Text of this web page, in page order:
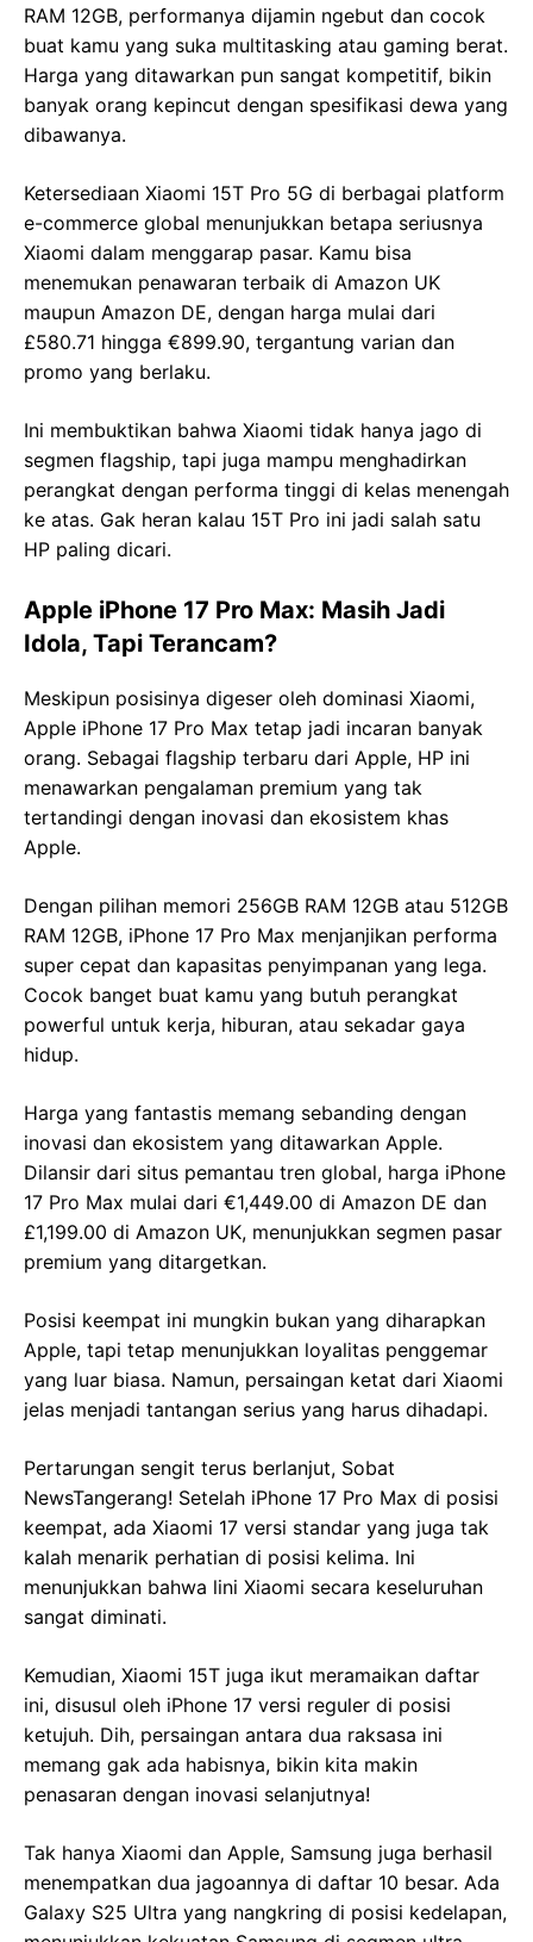
RAM 12GB, performanya dijamin ngebut dan cocok
buat kamu yang suka multitasking atau gaming berat.
Harga yang ditawarkan pun sangat kompetitif, bikin
banyak orang kepincut dengan spesifikasi dewa yang
dibawanya.
Ketersediaan Xiaomi 15T Pro 5G di berbagai platform
e-commerce global menunjukkan betapa seriusnya
Xiaomi dalam menggarap pasar. Kamu bisa
menemukan penawaran terbaik di Amazon UK
maupun Amazon DE, dengan harga mulai dari
£580.71 hingga €899.90, tergantung varian dan
promo yang berlaku.
Ini membuktikan bahwa Xiaomi tidak hanya jago di
segmen flagship, tapi juga mampu menghadirkan
perangkat dengan performa tinggi di kelas menengah
ke atas. Gak heran kalau 15T Pro ini jadi salah satu
HP paling dicari.
Apple iPhone 17 Pro Max: Masih Jadi
Idola, Tapi Terancam?
Meskipun posisinya digeser oleh dominasi Xiaomi,
Apple iPhone 17 Pro Max tetap jadi incaran banyak
orang. Sebagai flagship terbaru dari Apple, HP ini
menawarkan pengalaman premium yang tak
tertandingi dengan inovasi dan ekosistem khas
Apple.
Dengan pilihan memori 256GB RAM 12GB atau 512GB
RAM 12GB, iPhone 17 Pro Max menjanjikan performa
super cepat dan kapasitas penyimpanan yang lega.
Cocok banget buat kamu yang butuh perangkat
powerful untuk kerja, hiburan, atau sekadar gaya
hidup.
Harga yang fantastis memang sebanding dengan
inovasi dan ekosistem yang ditawarkan Apple.
Dilansir dari situs pemantau tren global, harga iPhone
17 Pro Max mulai dari €1,449.00 di Amazon DE dan
£1,199.00 di Amazon UK, menunjukkan segmen pasar
premium yang ditargetkan.
Posisi keempat ini mungkin bukan yang diharapkan
Apple, tapi tetap menunjukkan loyalitas penggemar
yang luar biasa. Namun, persaingan ketat dari Xiaomi
jelas menjadi tantangan serius yang harus dihadapi.
Pertarungan sengit terus berlanjut, Sobat
NewsTangerang! Setelah iPhone 17 Pro Max di posisi
keempat, ada Xiaomi 17 versi standar yang juga tak
kalah menarik perhatian di posisi kelima. Ini
menunjukkan bahwa lini Xiaomi secara keseluruhan
sangat diminati.
Kemudian, Xiaomi 15T juga ikut meramaikan daftar
ini, disusul oleh iPhone 17 versi reguler di posisi
ketujuh. Dih, persaingan antara dua raksasa ini
memang gak ada habisnya, bikin kita makin
penasaran dengan inovasi selanjutnya!
Tak hanya Xiaomi dan Apple, Samsung juga berhasil
menempatkan dua jagoannya di daftar 10 besar. Ada
Galaxy S25 Ultra yang nangkring di posisi kedelapan,